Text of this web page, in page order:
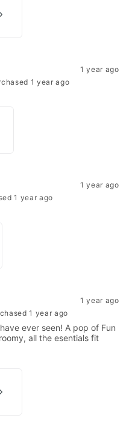
1 year ago
1 year ago
1 year ago
1 year ago
1 year ago
1 year ago
ever seen! A pop of Fun
all the esentials fit